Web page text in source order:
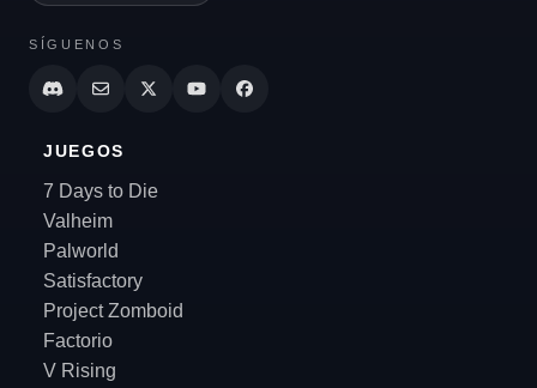
SÍGUENOS
JUEGOS
7 Days to Die
Valheim
Palworld
Satisfactory
Project Zomboid
Factorio
V Rising